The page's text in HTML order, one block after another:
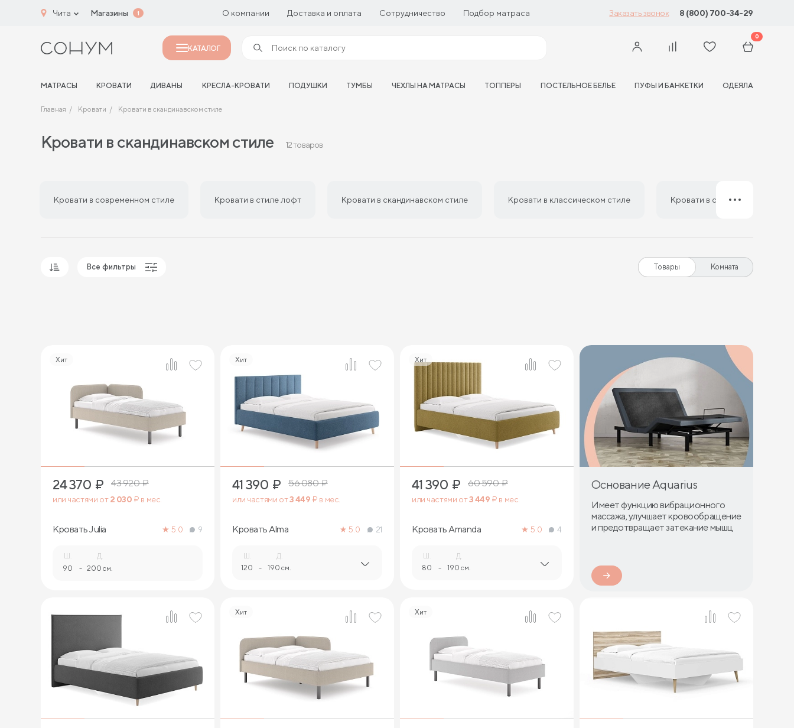
Чита Магазины 1 О компании Доставка и оплата Сотрудничество Подбор матраса Заказать звонок 8 (800) 700-34-29
КАТАЛОГ
0
МАТРАСЫ КРОВАТИ ДИВАНЫ КРЕСЛА-КРОВАТИ ПОДУШКИ ТУМБЫ ЧЕХЛЫ НА МАТРАСЫ ТОППЕРЫ ПОСТЕЛЬНОЕ БЕЛЬЕ ПУФЫ И БАНКЕТКИ ОДЕЯЛА
Главная Кровати Кровати в скандинавском стиле
Кровати в скандинавском стиле 12 товаров
Кровати в современном стиле Кровати в стиле лофт Кровати в скандинавском стиле Кровати в классическом стиле Кровати в стиле минимализм
Все фильтры Товары Комната
Хит
5
24 370 ₽ 43 920₽
или частями от2 030 ₽ в мес.
Кровать Julia 5.0 9
Ш.
90 -
Д.
200 см.
Хит
41 390 ₽ 56 080₽
или частями от3 449 ₽ в мес.
Кровать Alma 5.0 21
Ш.
120 -
Д.
190 см.
Хит
3
41 390 ₽ 60 590₽
или частями от3 449 ₽ в мес.
Кровать Amanda 5.0 4
Ш.
80 -
Д.
190 см.
Основание Aquarius
Имеет функцию вибрационного
массажа, улучшает кровообращение
и предотвращает затекание мышц
3
Хит
6
Хит
5 2